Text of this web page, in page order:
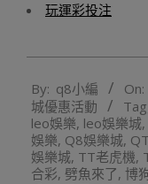
玩運彩投注
05-
27
By: q8小編 On:
城優惠活動
leo娛樂, leo娛樂城,
娛樂, Q8娛樂城,
娛樂城, TT老虎機,
合彩, 劈魚來了, 博